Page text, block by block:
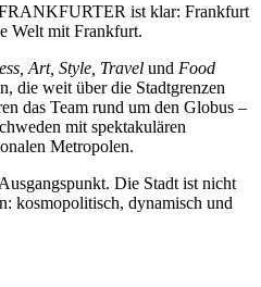
ist klar: Frankfurt
Welt mit Frankfurt.
Art, Style, Travel und Food
die weit über die Stadtgrenzen
das Team rund um den Globus –
mit spektakulären
Metropolen.
Die Stadt ist nicht
kosmopolitisch, dynamisch und